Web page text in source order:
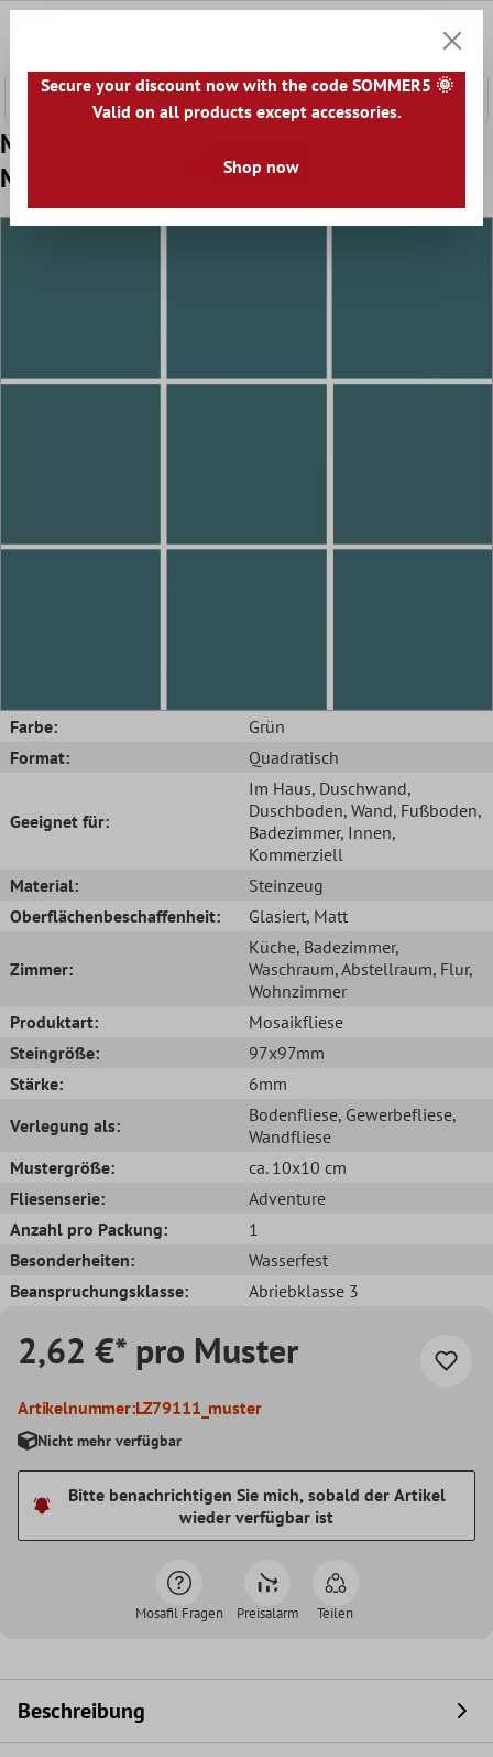
Muster von Mosaikfliesen Adventure Grün
Matt
Farbe:
Grün
Format:
Quadratisch
Geeignet für:
Im Haus, Duschwand,
Duschboden, Wand, Fußboden,
Badezimmer, Innen,
Kommerziell
Material:
Steinzeug
Oberflächenbeschaffenheit:
Glasiert, Matt
Zimmer:
Küche, Badezimmer,
Waschraum, Abstellraum, Flur,
Wohnzimmer
Produktart:
Mosaikfliese
Steingröße:
97x97mm
Stärke:
6mm
Verlegung als:
Bodenfliese, Gewerbefliese,
Wandfliese
Mustergröße:
ca. 10x10 cm
Fliesenserie:
Adventure
Anzahl pro Packung:
1
Besonderheiten:
Wasserfest
Beanspruchungsklasse:
Abriebklasse 3
2,62 €* pro Muster
Artikelnummer:LZ79111_muster
Nicht mehr verfügbar
Bitte benachrichtigen Sie mich, sobald der Artikel
wieder verfügbar ist
Mosafil Fragen Preisalarm Teilen
Beschreibung
Secure your discount now with the code SOMMER5 🌞
Valid on all products except accessories.
Shop now